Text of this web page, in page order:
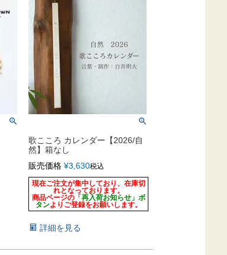
歌こころ カレンダー【2026/自
然】箱なし
販売価格 ¥3,630税込
現在ご注文が集中しており、在庫切
れとなっております。
商品ページの「再入荷お知らせ」ボ
タンよりご登録をお願いします。
詳細を見る